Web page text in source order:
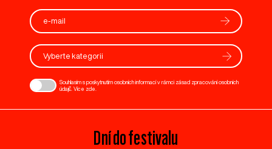
Vyberte kategorii
Souhlasím s poskytnutím osobních informací v rámci zásad zpracování osobních
údajů. Více zde
Dní do festivalu